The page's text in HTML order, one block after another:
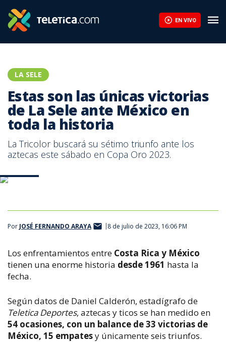
EN VIVO
LA SELE
Estas son las únicas victorias
de La Sele ante México en
toda la historia
La Tricolor buscará su sétimo triunfo ante los
aztecas este sábado en Copa Oro 2023.
Por JOSÉ FERNANDO ARAYA 8 de julio de 2023, 16:06 PM
Los enfrentamientos entre Costa Rica y México
tienen una enorme historia desde 1961 hasta la
fecha.
Según datos de Daniel Calderón, estadígrafo de
Teletica Deportes, aztecas y ticos se han medido en
54 ocasiones, con un balance de 33 victorias de
México, 15 empatesy únicamente seis triunfos.